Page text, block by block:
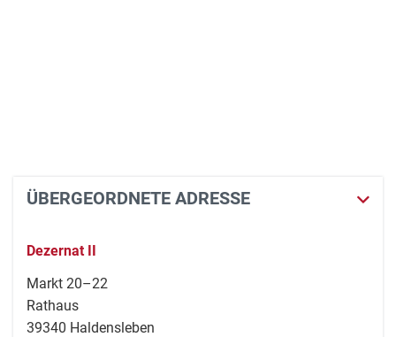
ÜBERGEORDNETE ADRESSE
Dezernat II
Markt 20–22
Rathaus
39340 Haldensleben